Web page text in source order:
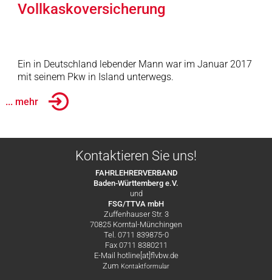
Vollkaskoversicherung
Ein in Deutschland lebender Mann war im Januar 2017
mit seinem Pkw in Island unterwegs.
... mehr
Kontaktieren Sie uns!
FAHRLEHRERVERBAND
Baden-Württemberg e.V.
und
FSG/TTVA mbH
Zuffenhauser Str. 3
70825 Korntal-Münchingen
Tel. 0711 839875-0
Fax 0711 8380211
E-Mail hotline[at]flvbw.de
Zum Kontaktformular